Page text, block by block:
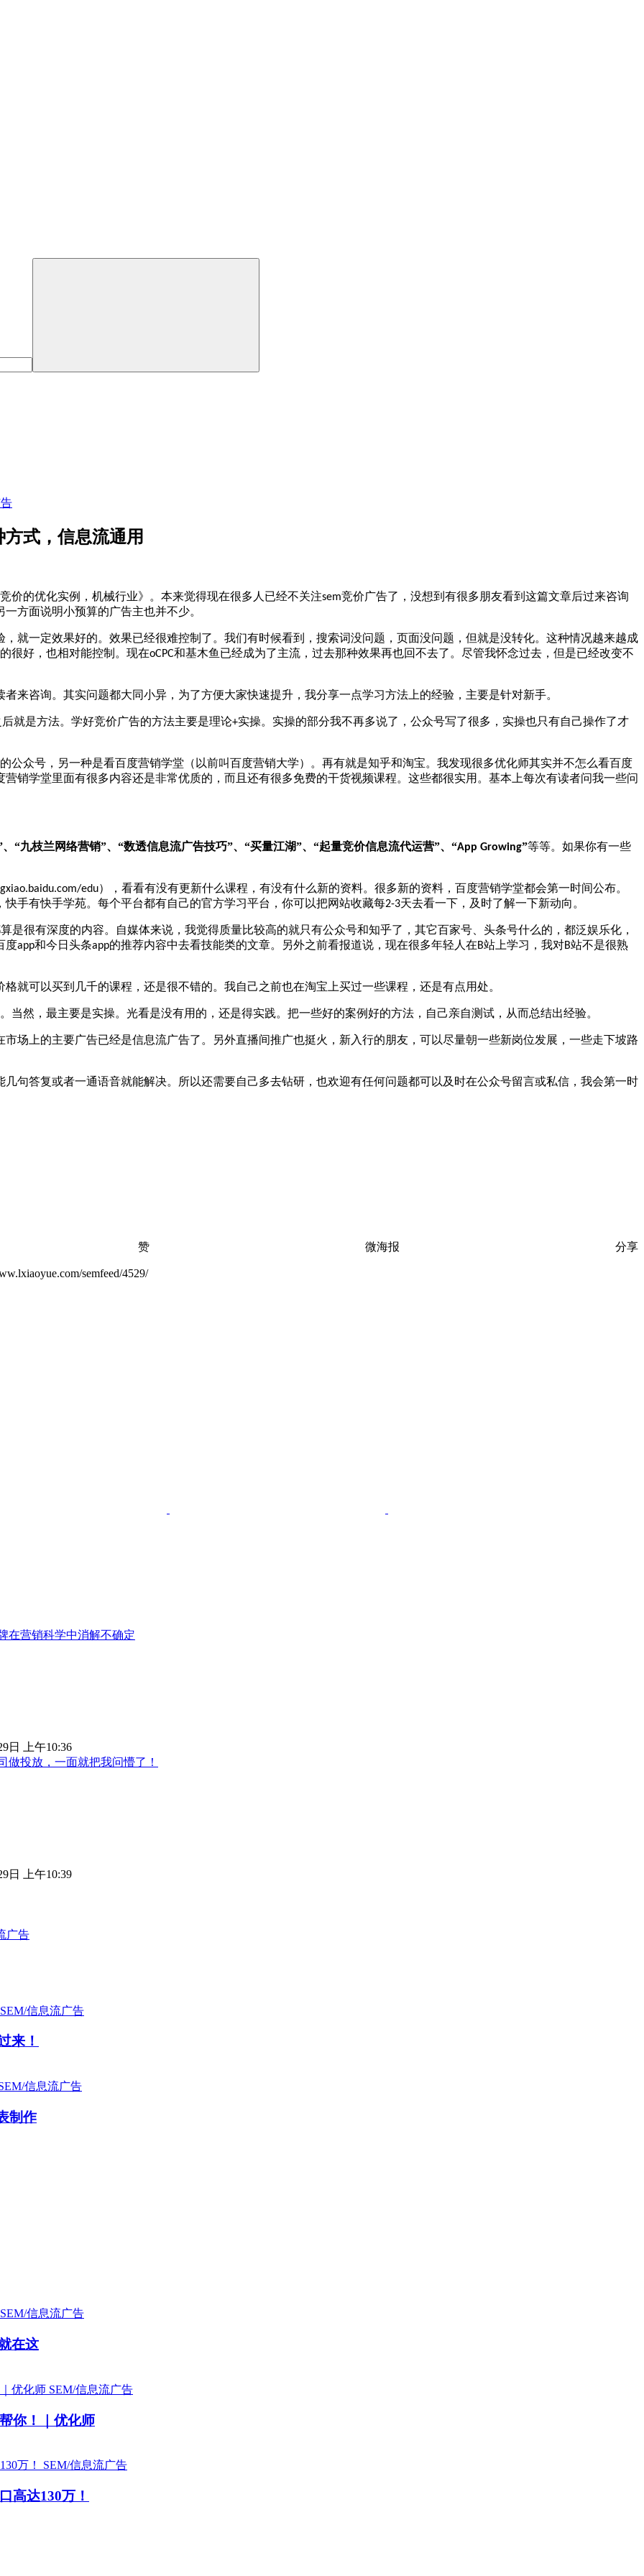
式，信息流通用
价的优化实例，机械行业》。本来觉得现在很多人已经不关注sem竞价广告了，没想到有很多朋友看到这篇文章后过来咨询
方面说明小预算的广告主也并不少。
就一定效果好的。效果已经很难控制了。我们有时候看到，搜索词没问题，页面没问题，但就是没转化。这种情况越来越成
很好，也相对能控制。现在oCPC和基木鱼已经成为了主流，过去那种效果再也回不去了。尽管我怀念过去，但是已经改变不
来咨询。其实问题都大同小异，为了方便大家快速提升，我分享一点学习方法上的经验，主要是针对新手。
就是方法。学好竞价广告的方法主要是理论+实操。实操的部分我不再多说了，公众号写了很多，实操也只有自己操作了才
公众号，另一种是看百度营销学堂（以前叫百度营销大学）。再有就是知乎和淘宝。我发现很多优化师其实并不怎么看百度
销学堂里面有很多内容还是非常优质的，而且还有很多免费的干货视频课程。这些都很实用。基本上每次有读者问我一些问
、“九枝兰网络营销”、“数透信息流广告技巧”、“买量江湖”、“起量竞价信息流代运营”、“App Growing”等等。如果你有一些
edu），看看有没有更新什么课程，有没有什么新的资料。很多新的资料，百度营销学堂都会第一时间公布。
手有快手学苑。每个平台都有自己的官方学习平台，你可以把网站收藏每2-3天去看一下，及时了解一下新动向。
是很有深度的内容。自媒体来说，我觉得质量比较高的就只有公众号和知乎了，其它百家号、头条号什么的，都泛娱乐化，
度app和今日头条app的推荐内容中去看技能类的文章。另外之前看报道说，现在很多年轻人在B站上学习，我对B站不是很熟
就可以买到几千的课程，还是很不错的。我自己之前也在淘宝上买过一些课程，还是有点用处。
当然，最主要是实操。光看是没有用的，还是得实践。把一些好的案例好的方法，自己亲自测试，从而总结出经验。
场上的主要广告已经是信息流广告了。另外直播间推广也挺火，新入行的朋友，可以尽量朝一些新岗位发展，一些走下坡路
句答复或者一通语音就能解决。所以还需要自己多去钻研，也欢迎有任何问题都可以及时在公众号留言或私信，我会第一时
赞 微海报 分享
semfeed/4529/
在营销科学中消解不确定
日 上午10:36
做投放，一面就把我问懵了！
日 上午10:39
广告
SEM/信息流广告
来！
信息流广告
制作
SEM/信息流广告
在这
SEM/信息流广告
你！｜优化师
SEM/信息流广告
高达130万！